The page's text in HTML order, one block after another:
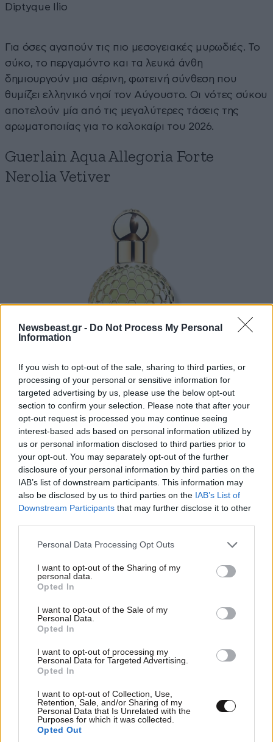
Newsbeast.gr - Do Not Process My Personal
Information
If you wish to opt-out of the sale, sharing to third parties, or
processing of your personal or sensitive information for
targeted advertising by us, please use the below opt-out
section to confirm your selection. Please note that after your
opt-out request is processed you may continue seeing
interest-based ads based on personal information utilized by
us or personal information disclosed to third parties prior to
your opt-out. You may separately opt-out of the further
disclosure of your personal information by third parties on the
IAB’s list of downstream participants. This information may
also be disclosed by us to third parties on the IAB’s List of
Downstream Participants that may further disclose it to other
Please note that this website/app uses one or more Google
not limited to your visit or usage behaviour. You may click to
grant or deny consent to Google and its third-party tags to
use your data for below specified purposes in below Google
consent section.
Personal Data Processing Opt Outs
I want to opt-out of the Sharing of my
personal data.
Opted In
I want to opt-out of the Sale of my
Personal Data.
Opted In
I want to opt-out of processing my
Personal Data for Targeted Advertising.
Opted In
I want to opt-out of Collection, Use,
Retention, Sale, and/or Sharing of my
Personal Data that Is Unrelated with the
Purposes for which it was collected.
Opted Out
Diptyque Ilio
Για όσες αγαπούν τις πιο μεσογειακές μυρωδιές. Το
σύκο, το περγαμόντο και τα λευκά άνθη
δημιουργούν μια αέρινη, φωτεινή σύνθεση που
θυμίζει ελληνικό νησί τον Αύγουστο. Οι νότες σύκου
αποτελούν μία από τις μεγαλύτερες τάσεις της
αρωματοποιίας για το καλοκαίρι του 2026.
Guerlain Aqua Allegoria Forte
Nerolia Vetiver
Guerlain Aqua Allegoria Forte Nerolia Vetiver
Νεράντζι, εσπεριδοειδή, βετιβέρ και μια ανεπαίσθητη
πράσινη φρεσκάδα συνθέτουν ένα άρωμα που
μοιάζει με δροσερό αεράκι σε παραθαλάσσιο
κάτι εκλεπτυσμένο και φρέσκο χωρίς να γίνεται
προβλέψιμο.
Ακολουθήστετο Newsbeastστο Viber και
μάθετεπρώτοιτασημαντικότερα νέα
Διαβάστε σχετικά